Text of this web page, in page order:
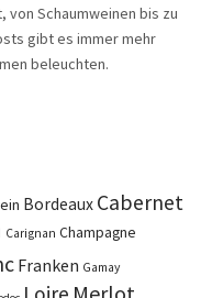
Schaumweinen bis zu
gibt es immer mehr
beleuchten.
Bordeaux Cabernet
Carignan Champagne
Franken Gamay